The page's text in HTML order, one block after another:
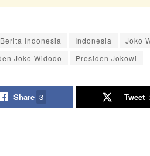
Berita Indonesia Indonesia Joko
Joko Widodo
Presiden Jokowi
Share 3 Tweet